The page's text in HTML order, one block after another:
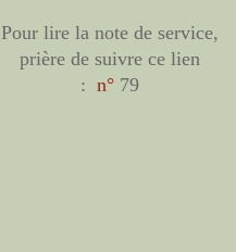
Pour lire la note de service,
prière de suivre ce lien
: n° 79